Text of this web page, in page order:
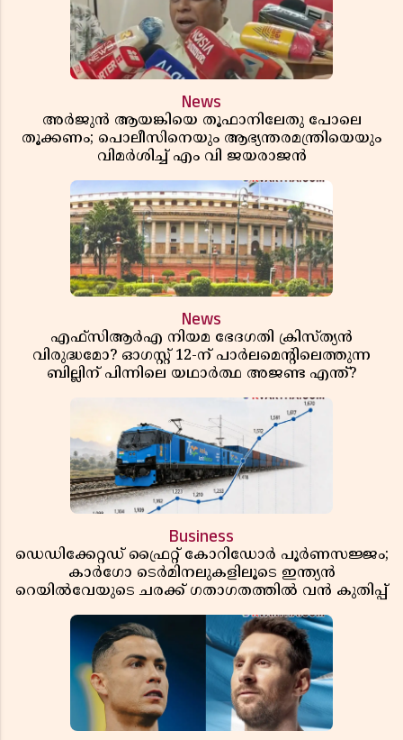
News
അർജുൻ ആയങ്കിയെ തൂഫാനിലേതു പോലെ
തൂക്കണം; പൊലീസിനെയും ആഭ്യന്തരമന്ത്രിയെയും
വിമർശിച്ച് എം വി ജയരാജൻ
News
എഫ്സിആർഎ നിയമ ഭേദഗതി ക്രിസ്ത്യൻ
വിരുദ്ധമോ? ഓഗസ്റ്റ് 12-ന് പാർലമെന്റിലെത്തുന്ന
ബില്ലിന് പിന്നിലെ യഥാർത്ഥ അജണ്ട എന്ത്?
Business
ഡെഡിക്കേറ്റഡ് ഫ്രൈറ്റ് കോറിഡോർ പൂർണസജ്ജം;
കാർഗോ ടെർമിനലുകളിലൂടെ ഇന്ത്യൻ
റെയിൽവേയുടെ ചരക്ക് ഗതാഗതത്തിൽ വൻ കുതിപ്പ്